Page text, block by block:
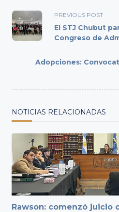
<span
class="nav-
subtitle
reader-
PREVIOUS POST
El STJ Chubut
Congreso de
Adopciones:
NOTICIAS RELACIONADAS
Rawson: comenzó juicio